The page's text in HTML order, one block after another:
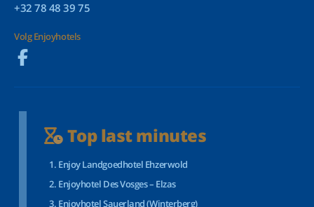
+32 78 48 39 75
Volg Enjoyhotels
Top last minutes
Enjoy Landgoedhotel Ehzerwold
Enjoyhotel Des Vosges – Elzas
Enjoyhotel Sauerland (Winterberg)